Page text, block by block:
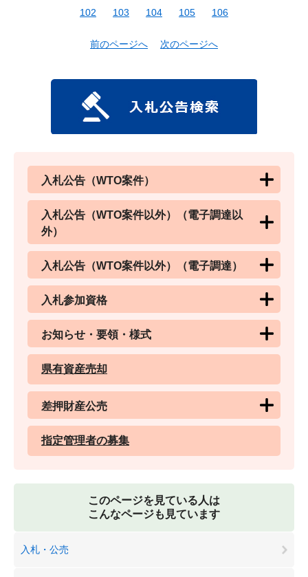
102
103 104 105 106
前のページへ 次のページへ
入札公告（WTO案件）
入札公告（WTO案件以外）（電子調達以
外）
入札公告（WTO案件以外）（電子調達）
入札参加資格
お知らせ・要領・様式
県有資産売却
差押財産公売
指定管理者の募集
このページを見ている人は
こんなページも見ています
入札・公売